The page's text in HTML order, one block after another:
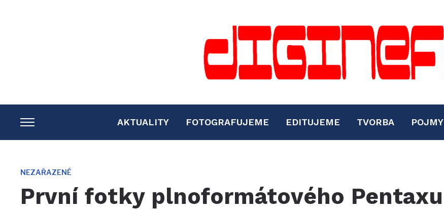
TOGGLE
SIDEBAR
NAVIGATION
AKTUALITY FOTOGRAFUJEME EDITUJEME TVORBA POJMY
NEZAŘAZENÉ
První fotky plnoformátového Pentaxu